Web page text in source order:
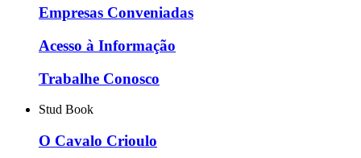
Empresas Conveniadas
Acesso à Informação
Trabalhe Conosco
Stud Book
O Cavalo Crioulo